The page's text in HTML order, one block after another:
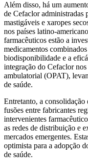
Além disso, há um
de Cefaclor administradas
mastigáveis ​​e xaropes
nos países latino-
farmacêuticos estão a
medicamentos
biodisponibilidade e a
integração do Cefaclor
ambulatorial (OPAT),
de saúde.
Entretanto, a
fusões entre fabricantes
intervenientes
as redes de distribuição e
mercados emergentes.
optimista para a adopção
de saúde.